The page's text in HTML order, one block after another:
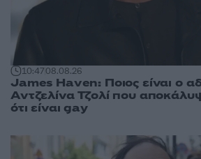
10:4708.08.26
James Haven: Ποιος είναι ο
Αντζελίνα Τζολί που
ότι είναι gay